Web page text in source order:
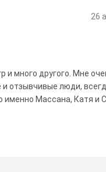
26
и много другого. Мне
отзывчивые люди,
именно Массана, Катя и